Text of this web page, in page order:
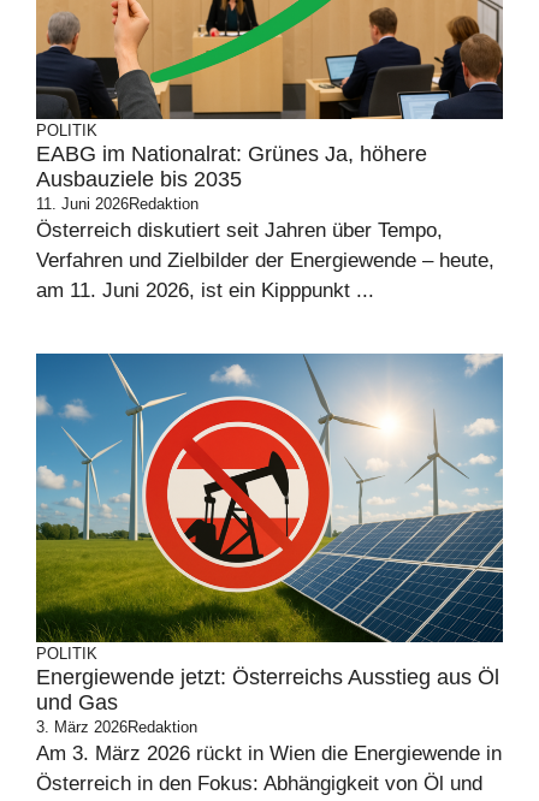
POLITIK
EABG im Nationalrat: Grünes Ja, höhere
Ausbauziele bis 2035
11. Juni 2026Redaktion
Österreich diskutiert seit Jahren über Tempo,
Verfahren und Zielbilder der Energiewende – heute,
am 11. Juni 2026, ist ein Kipppunkt ...
POLITIK
Energiewende jetzt: Österreichs Ausstieg aus Öl
und Gas
3. März 2026Redaktion
Am 3. März 2026 rückt in Wien die Energiewende in
Österreich in den Fokus: Abhängigkeit von Öl und